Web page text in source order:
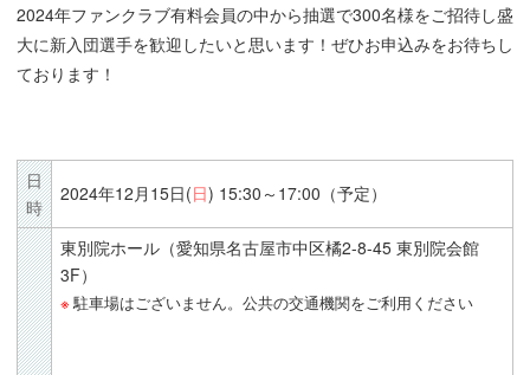
2024年ファンクラブ有料会員の中から抽選で300名様をご招待し盛
大に新入団選手を歓迎したいと思います！ぜひお申込みをお待ちし
ております！
日
時
2024年12月15日(日) 15:30～17:00（予定）
東別院ホール（愛知県名古屋市中区橘2-8-45 東別院会館
3F）
駐車場はございません。公共の交通機関をご利用ください